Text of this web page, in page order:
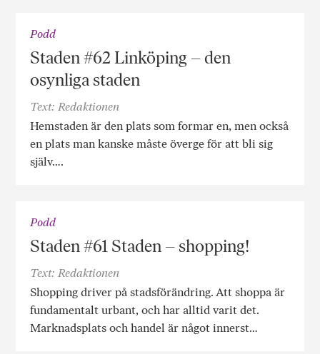
Podd
Staden #62 Linköping – den
osynliga staden
Text: Redaktionen
Hemstaden är den plats som formar en, men också
en plats man kanske måste överge för att bli sig
själv….
Podd
Staden #61 Staden – shopping!
Text: Redaktionen
Shopping driver på stadsförändring. Att shoppa är
fundamentalt urbant, och har alltid varit det.
Marknadsplats och handel är något innerst…